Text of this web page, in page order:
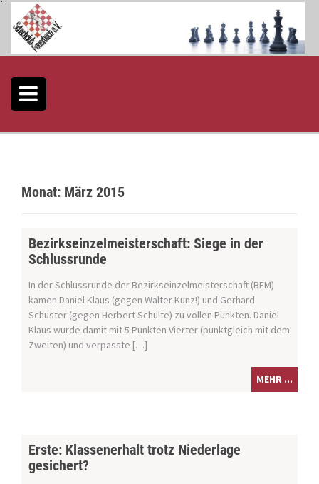
S
Monat: März 2015
Bezirkseinzelmeisterschaft: Siege in der
Schlussrunde
In der Schlussrunde der Bezirkseinzelmeisterschaft (BEM)
kamen Daniel Klaus (gegen Walter Kunz!) und Gerhard
Schuster (gegen Herbert Schulte) zu vollen Punkten. Daniel
Klaus wurde damit mit 5 Punkten Vierter (punktgleich mit dem
Zweiten) und verpasste […]
MEHR ...
Erste: Klassenerhalt trotz Niederlage
gesichert?